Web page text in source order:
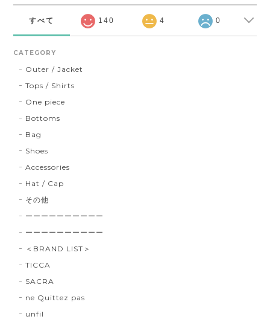
すべて 140 4 0
CATEGORY
Outer / Jacket
Tops / Shirts
One piece
Bottoms
Bag
Shoes
Accessories
Hat / Cap
その他
ーーーーーーーーーー
ーーーーーーーーーー
＜BRAND LIST＞
TICCA
SACRA
ne Quittez pas
unfil